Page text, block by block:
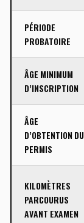
PÉRIODE
PROBATOIRE
ÂGE MINIMUM
D’INSCRIPTION
ÂGE
D’OBTENTION DU
PERMIS
KILOMÈTRES
PARCOURUS
AVANT EXAMEN